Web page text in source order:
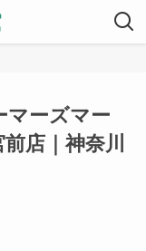
マーズマー
店｜神奈川